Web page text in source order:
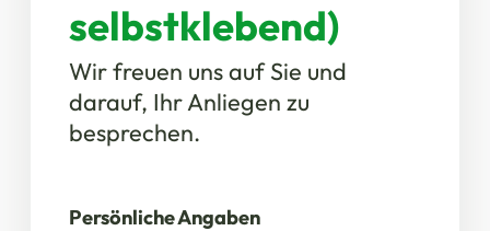
selbstklebend)
Wir freuen uns auf Sie und
darauf, Ihr Anliegen zu
besprechen.
Persönliche Angaben